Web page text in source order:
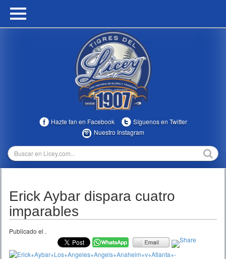
HOME
MULTIMEDIA
TEMPORADAS
Hazte fan en Facebook
Síguenos en Twitter
Nuestro Instagram
Erick Aybar dispara cuatro
imparables
Publicado el .